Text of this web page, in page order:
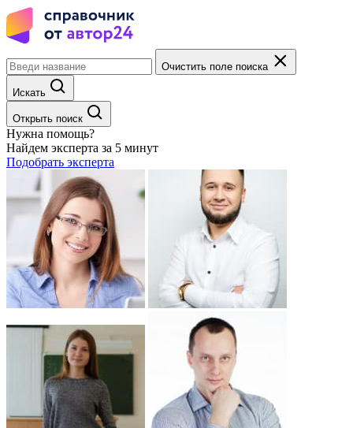
Очистить поле поиска
Искать
Открыть поиск
Нужна помощь?
Найдем эксперта за 5 минут
Подобрать эксперта